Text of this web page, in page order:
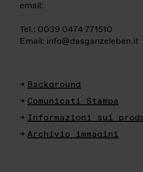
email:
Tel.: 0039 0474 771510
Email: info@dasganzeleben.it
Background
Comunicati Stampa
Informazioni sui
Archivio immagini